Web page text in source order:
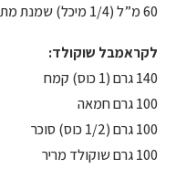
60 מ”ל (1/4 מיכל) שמנת מתוקה
לקראמבל שוקולד:
140 גרם (1 כוס) קמח
100 גרם חמאה
100 גרם (1/2 כוס) סוכר
100 גרם שוקולד מריר